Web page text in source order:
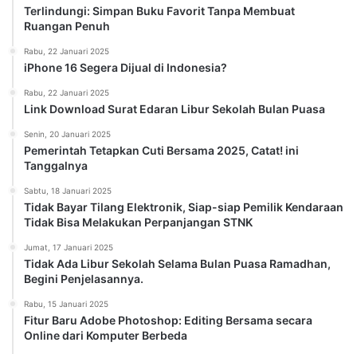
Terlindungi: Simpan Buku Favorit Tanpa Membuat
Ruangan Penuh
Rabu, 22 Januari 2025
iPhone 16 Segera Dijual di Indonesia?
Rabu, 22 Januari 2025
Link Download Surat Edaran Libur Sekolah Bulan Puasa
Senin, 20 Januari 2025
Pemerintah Tetapkan Cuti Bersama 2025, Catat! ini
Tanggalnya
Sabtu, 18 Januari 2025
Tidak Bayar Tilang Elektronik, Siap-siap Pemilik Kendaraan
Tidak Bisa Melakukan Perpanjangan STNK
Jumat, 17 Januari 2025
Tidak Ada Libur Sekolah Selama Bulan Puasa Ramadhan,
Begini Penjelasannya.
Rabu, 15 Januari 2025
Fitur Baru Adobe Photoshop: Editing Bersama secara
Online dari Komputer Berbeda